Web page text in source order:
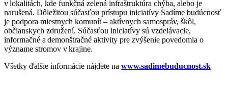
v lokalitách, kde funkčná zelená infraštruktúra chýba, alebo je
narušená. Dôležitou súčasťou prístupu iniciatívy Sadíme budúcnosť
je podpora miestnych komunít – aktívnych samospráv, škôl,
občianskych združení. Súčasťou iniciatívy sú vzdelávacie,
informačné a demonštračné aktivity pre zvýšenie povedomia o
význame stromov v krajine.
Všetky ďalšie informácie nájdete na www.sadimebuducnost.sk